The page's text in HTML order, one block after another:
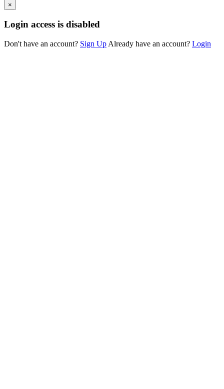
×
Login access is disabled
Don't have an account? Sign Up Already have an account? Login